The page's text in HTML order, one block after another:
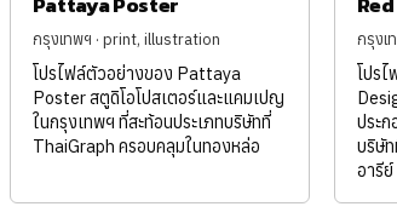
กรุงเทพฯ · print, illustration
โปรไฟล์ตัวอย่างของ Pattaya
Poster สตูดิโอโปสเตอร์และแคมเปญ
ในกรุงเทพฯ ที่สะท้อนประเภทบริษัทที่
ThaiGraph ครอบคลุมในทองหล่อ
กรุงเ
โปร
ประก
บริษั
อารีย์